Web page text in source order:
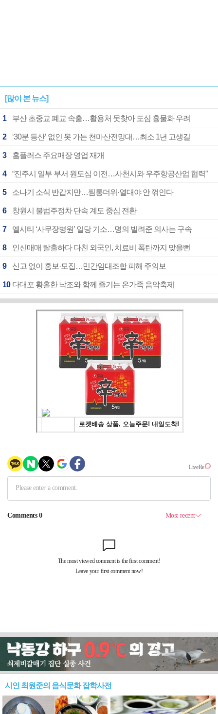
[많이 본 뉴스]
1 부산 초중교 폐교 속출…활용처 못찾아 도심 흉물화 우려
2 ‘30분 등산’ 없인 못 가는 천마산전망대…최소 1년 고생길
3 홈플러스 주요매장 영업 재개
4 “진주시 일부 부서 원도심 이전…사천시와 우주항공산업 협력”
5 소나기 소식 반갑지만…찜통더위·열대야 안 꺾인다
6 창원시 불법주정차 단속 계도 중심 전환
7 엘시티 ‘사무장병원’ 일당 기소…명의 빌려준 의사는 구속
8 인신매매 탈출하다 다친 외국인, 치료비 폭탄까지 맞을뻔
9 신고 없이 홍보·모집…민간임대조합 피해 주의보
10 다대포 황홀한 낙조와 함께 즐기는 온가족 음악축제
시인 최원준의 음식문화 잡학사전